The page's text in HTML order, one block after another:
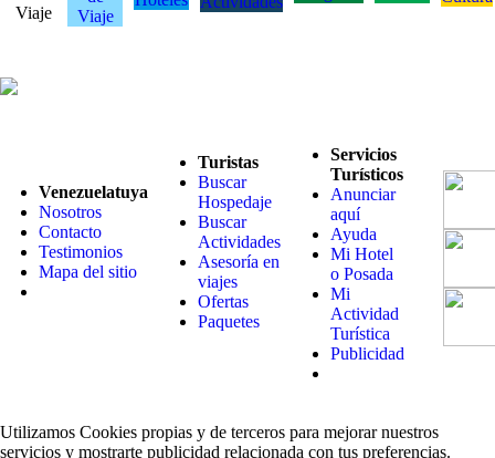
Viaje
Viaje
Venezuelatuya
Nosotros
Contacto
Testimonios
Mapa del sitio
Turistas
Buscar
Hospedaje
Buscar
Actividades
Asesoría en
viajes
Ofertas
Paquetes
Servicios
Turísticos
Anunciar
aquí
Ayuda
Mi Hotel
o Posada
Mi
Actividad
Turística
Publicidad
Utilizamos Cookies propias y de terceros para mejorar nuestros
servicios y mostrarte publicidad relacionada con tus preferencias.